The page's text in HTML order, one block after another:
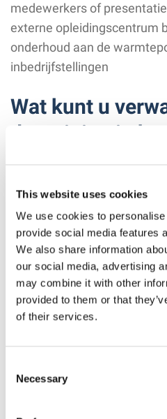
This website uses cookies
We use cookies to
provide social media features
We also share information
our social media, advertising
may combine it with other
provided to them or that
of their services.
Selection
Necessary
medewerkers of
externe opleidingscentrum
onderhoud aan de
inbedrijfstellingen
Wat kunt u
de training in het
In ons externe
aanvraag diverse
afgestemd op onze
klant. Denk bijvoorbeeld
Qvantum warmtepompen
begrijpen van elektrische
In het trainingscentrum
een professional van zowel
trainingen bestaan uit een
door een praktijkgericht